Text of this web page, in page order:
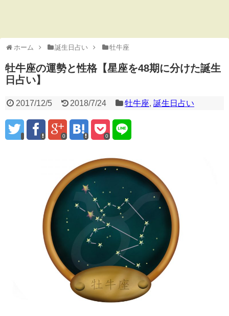
ホーム 誕生日占い 牡牛座
牡牛座の運勢と性格【星座を48期に分けた誕生
日占い】
2017/12/5 2018/7/24 牡牛座,誕生日占い
0 0